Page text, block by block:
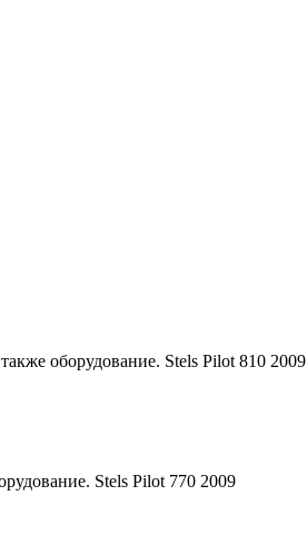
оборудование. Stels Pilot 810 2009
Stels Pilot 770 2009